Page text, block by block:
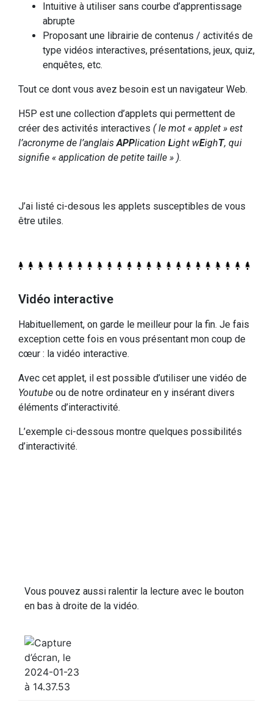
Intuitive à utiliser sans courbe d’apprentissage
abrupte
Proposant une librairie de contenus / activités de
type vidéos interactives, présentations, jeux, quiz,
enquêtes, etc.
Tout ce dont vous avez besoin est un navigateur Web.
H5P est une collection d’applets qui permettent de
créer des activités interactives ( le mot « applet » est
l’acronyme de l’anglaisAPPlication Light wEighT, qui
signifie « application de petite taille » ).
J’ai listé ci-desous les applets susceptibles de vous
être utiles.
Vidéo interactive
Habituellement, on garde le meilleur pour la fin. Je fais
exception cette fois en vous présentant mon coup de
cœur : la vidéo interactive.
Avec cet applet, il est possible d’utiliser une vidéo de
Youtube ou de notre ordinateur en y insérant divers
éléments d’interactivité.
L’exemple ci-dessous montre quelques possibilités
d’interactivité.
Vous pouvez aussi ralentir la lecture avec le bouton
en bas à droite de la vidéo.